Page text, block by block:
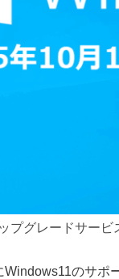
プグレードサービ
Windows11のサポ